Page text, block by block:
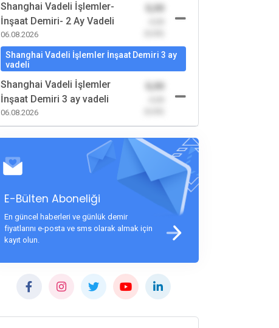
Shanghai Vadeli İşlemler-
İnşaat Demiri- 2 Ay Vadeli
06.08.2026
0,00
Shanghai Vadeli İşlemler İnşaat Demiri 3 ay
vadeli
Shanghai Vadeli İşlemler
İnşaat Demiri 3 ay vadeli
06.08.2026
0,00
E-Bülten Aboneliği
En güncel haberleri ve günlük demir
fiyatlarını e-posta ve sms olarak almak için
kayıt olun.